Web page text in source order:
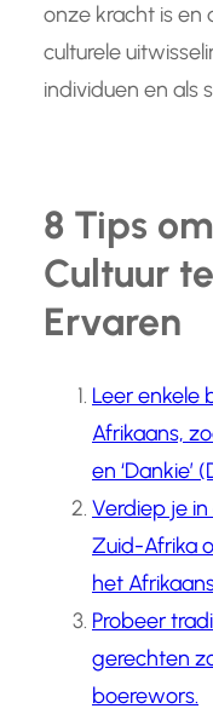
onze kracht is
culturele
individuen en als
8 Tips
Cultuur
Ervaren
Leer enkele
Afrikaans,
en ‘Dankie’
Verdiep je
Zuid-Afrika
het
Probeer
gerechten
boerewors.